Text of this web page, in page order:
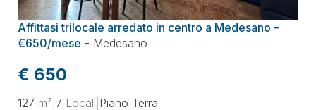
Affittasi trilocale arredato in centro a Medesano –
€650/mese - Medesano
€ 650
127 m² 7 Locali Piano Terra